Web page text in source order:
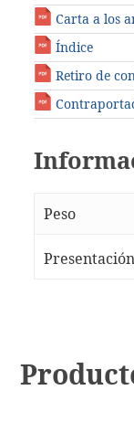
Carta a los
Índice
Retiro de
Peso
Presentación